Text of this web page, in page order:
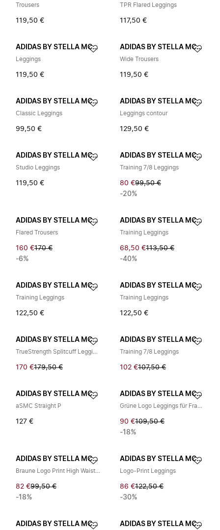
Trousers
119,50 €
TPR Flared Leggings
117,50 €
ADIDAS BY STELLA MCCARTNEY
Leggings
119,50 €
ADIDAS BY STELLA MCCARTNEY
Wide Trousers
119,50 €
ADIDAS BY STELLA MCCARTNEY
Classic Leggings
99,50 €
ADIDAS BY STELLA MCCARTNEY
Leggings contour
129,50 €
ADIDAS BY STELLA MCCARTNEY
Studio Leggings
119,50 €
ADIDAS BY STELLA MCCARTNEY
Training 7/8 Leggings
80 €99,50 €
-20%
ADIDAS BY STELLA MCCARTNEY
Flared Trousers
160 €170 €
-6%
ADIDAS BY STELLA MCCARTNEY
Training Leggings
68,50 €113,50 €
-40%
ADIDAS BY STELLA MCCARTNEY
Training Leggings
122,50 €
ADIDAS BY STELLA MCCARTNEY
Training Leggings
122,50 €
ADIDAS BY STELLA MCCARTNEY
TrueStrength Splitcuff Leggings
170 €179,50 €
ADIDAS BY STELLA MCCARTNEY
Training 7/8 Leggings
102 €107,50 €
ADIDAS BY STELLA MCCARTNEY
aSMC Straight P
127 €
ADIDAS BY STELLA MCCARTNEY
Grüne Logo Leggings für Frauen
90 €109,50 €
-18%
ADIDAS BY STELLA MCCARTNEY
Braune Logo Print High Waist Hose
82 €99,50 €
-18%
ADIDAS BY STELLA MCCARTNEY
Logo-Print Leggings
86 €122,50 €
-30%
ADIDAS BY STELLA MCCARTNEY ADIDAS BY STELLA MCCARTNEY